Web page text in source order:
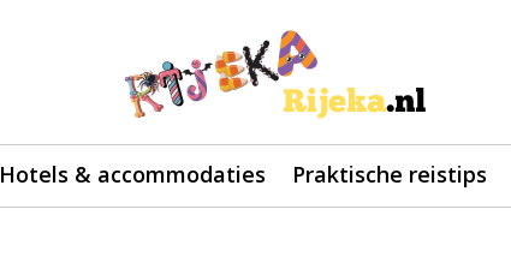
Hotels & accommodaties Praktische reistips